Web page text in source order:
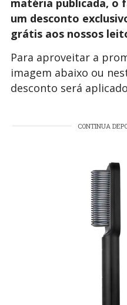
matéria publicada, o
um desconto
grátis aos nossos
Para aproveitar a
imagem abaixo ou
desconto será
CONTINUA